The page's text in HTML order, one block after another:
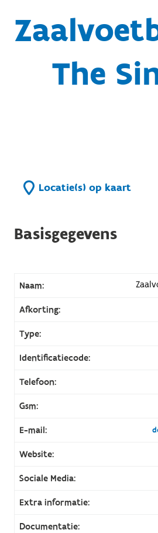
The
Locatie(s) op kaart
Basisgegevens
Naam:
Afkorting:
Type:
Identificatiecode:
Telefoon:
Gsm:
E-mail:
Website:
Sociale Media:
Extra informatie:
Documentatie: